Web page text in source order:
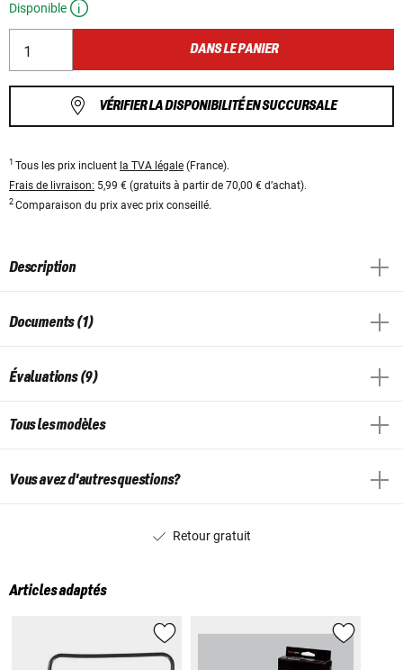
Disponible
DANS LE PANIER
VÉRIFIER LA DISPONIBILITÉ EN SUCCURSALE
1 Tous les prix incluent la TVA légale (France).
Frais de livraison: 5,99 € (gratuits à partir de 70,00 € d’achat).
2 Comparaison du prix avec prix conseillé.
Description
Documents (1)
Évaluations (9)
Tous les modèles
Vous avez d'autres questions?
Retour gratuit
Articles adaptés